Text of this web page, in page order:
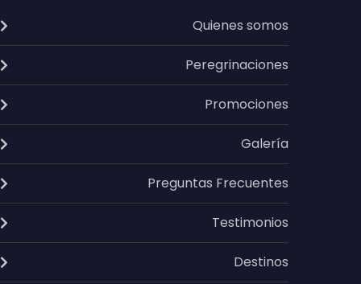
Quienes somos
Peregrinaciones
Promociones
Galería
Preguntas Frecuentes
Testimonios
Destinos